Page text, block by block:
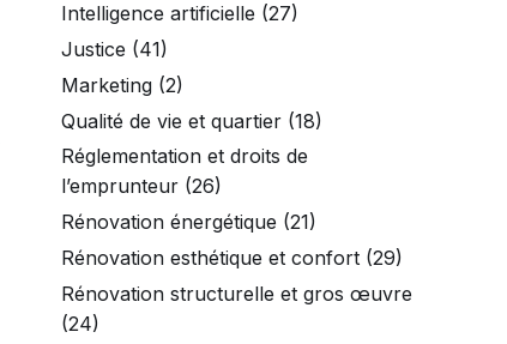
Intelligence artificielle (27)
Justice (41)
Marketing (2)
Qualité de vie et quartier (18)
Réglementation et droits de
l’emprunteur (26)
Rénovation énergétique (21)
Rénovation esthétique et confort (29)
Rénovation structurelle et gros œuvre
(24)